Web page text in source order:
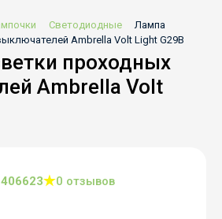
Светодиодные
Лампа
Ambrella Volt Light G29B
проходных
Ambrella Volt
406623 0 отзывов